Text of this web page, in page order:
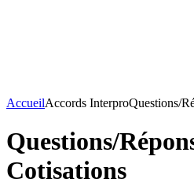
AccueilAccords InterproQuestions/
Questions/
Cotisations